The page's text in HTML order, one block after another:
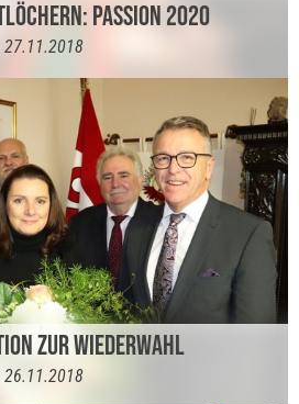
PASSION 2020
27.11.2018
ZUR WIEDERWAHL
26.11.2018